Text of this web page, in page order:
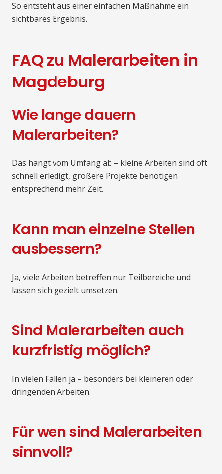
So entsteht aus einer einfachen Maßnahme ein
sichtbares Ergebnis.
FAQ zu Malerarbeiten in
Magdeburg
Wie lange dauern
Malerarbeiten?
Das hängt vom Umfang ab – kleine Arbeiten sind oft
schnell erledigt, größere Projekte benötigen
entsprechend mehr Zeit.
Kann man einzelne Stellen
ausbessern?
Ja, viele Arbeiten betreffen nur Teilbereiche und
lassen sich gezielt umsetzen.
Sind Malerarbeiten auch
kurzfristig möglich?
In vielen Fällen ja – besonders bei kleineren oder
dringenden Arbeiten.
Für wen sind Malerarbeiten
sinnvoll?